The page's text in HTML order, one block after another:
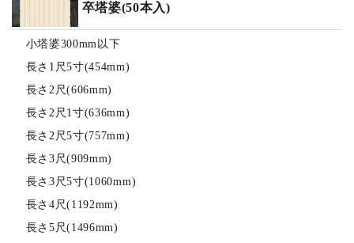
卒塔婆(50本入)
小塔婆300mm以下
長さ1尺5寸(454mm)
長さ2尺(606mm)
長さ2尺1寸(636mm)
長さ2尺5寸(757mm)
長さ3尺(909mm)
長さ3尺5寸(1060mm)
長さ4尺(1192mm)
長さ5尺(1496mm)